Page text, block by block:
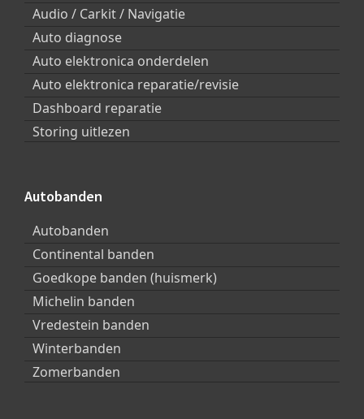
Audio / Carkit / Navigatie
Auto diagnose
Auto elektronica onderdelen
Auto elektronica reparatie/revisie
Dashboard reparatie
Storing uitlezen
Autobanden
Autobanden
Continental banden
Goedkope banden (huismerk)
Michelin banden
Vredestein banden
Winterbanden
Zomerbanden